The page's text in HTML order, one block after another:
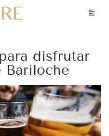
disfrutar
Bariloche